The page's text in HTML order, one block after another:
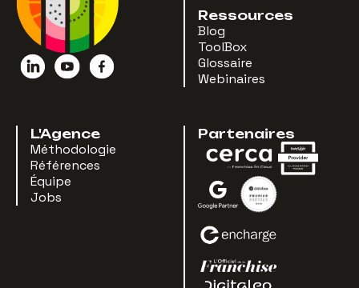
Ressources
Blog
ToolBox
Glossaire
Webinaires
L'Agence
Méthodologie
Références
Équipe
Jobs
Partenaires